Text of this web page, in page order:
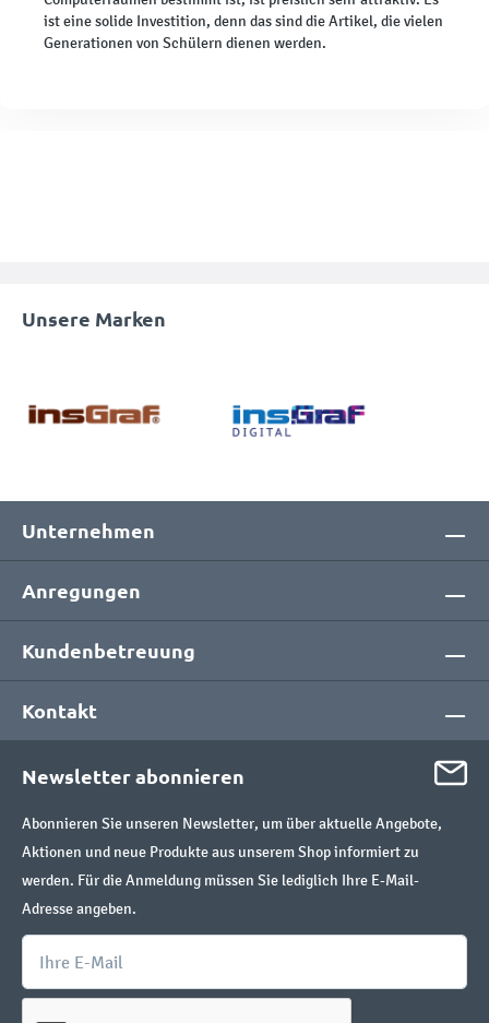
ist eine solide Investition, denn das sind die Artikel, die vielen
Generationen von Schülern dienen werden.
Unsere Marken
Unternehmen
Anregungen
Kundenbetreuung
Kontakt
Newsletter abonnieren
Abonnieren Sie unseren Newsletter, um über aktuelle Angebote,
Aktionen und neue Produkte aus unserem Shop informiert zu
werden. Für die Anmeldung müssen Sie lediglich Ihre E-Mail-
Adresse angeben.